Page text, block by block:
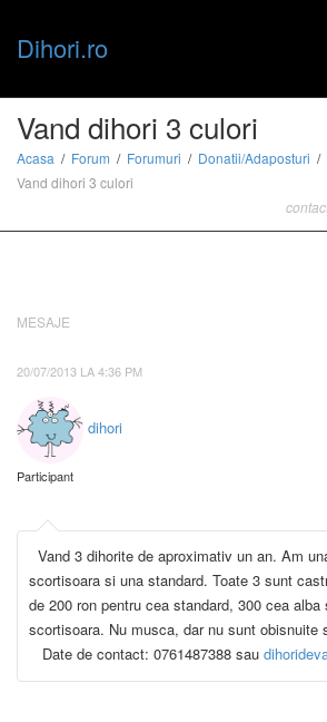
Dihori.ro
Vand dihori 3 culori
Acasa Forum Forumuri Donatii/Adaposturi
Vand dihori 3 culori
MESAJE
20/07/2013 LA 4:36 PM
dihori
Participant
Vand 3 dihorite de aproximativ un an. Am
scortisoara si una standard. Toate 3 sunt
de 200 ron pentru cea standard, 300 cea alba
scortisoara. Nu musca, dar nu sunt obisnuite
Date de contact: 0761487388 sau